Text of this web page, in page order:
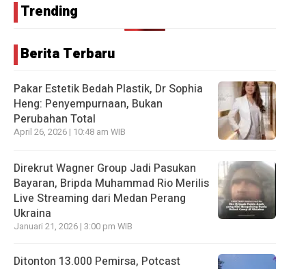
Trending
Berita Terbaru
Pakar Estetik Bedah Plastik, Dr Sophia
Heng: Penyempurnaan, Bukan
Perubahan Total
April 26, 2026 | 10:48 am WIB
Direkrut Wagner Group Jadi Pasukan
Bayaran, Bripda Muhammad Rio Merilis
Live Streaming dari Medan Perang
Ukraina
Januari 21, 2026 | 3:00 pm WIB
Ditonton 13.000 Pemirsa, Potcast